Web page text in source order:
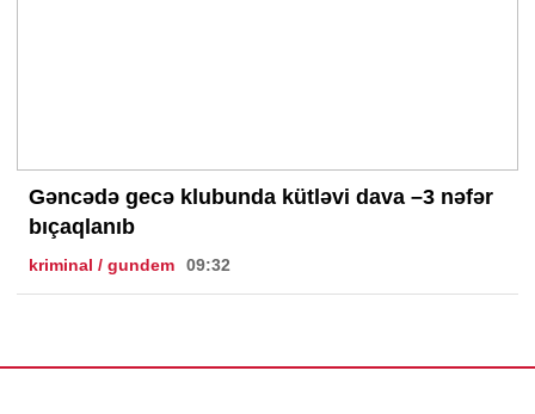
Gəncədə gecə klubunda kütləvi dava –3 nəfər
bıçaqlanıb
kriminal / gundem 09:32